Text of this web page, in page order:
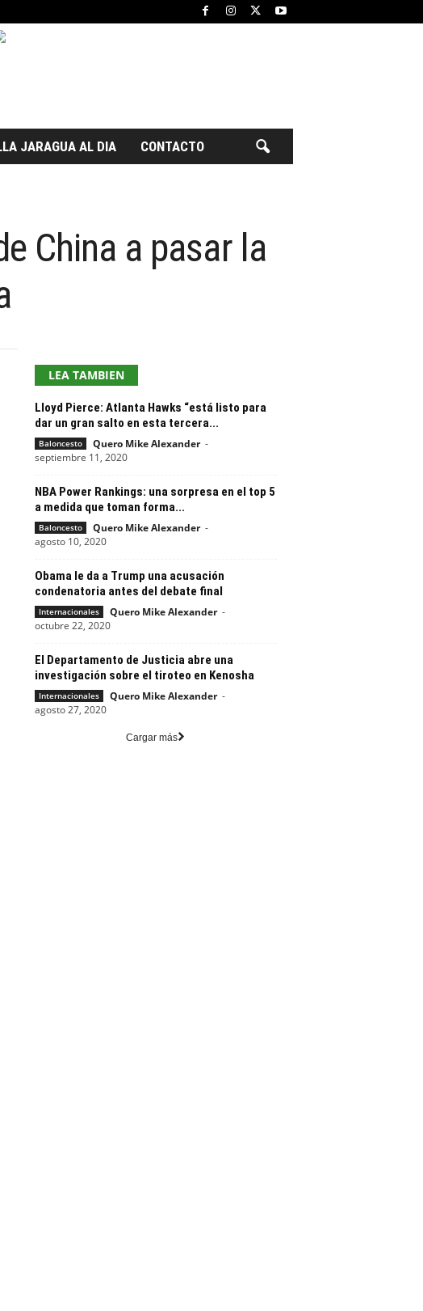
JARAGUA AL DIA CONTACTO
China a pasar la
LEA TAMBIEN
Lloyd Pierce: Atlanta Hawks “está listo para
dar un gran salto en esta tercera...
Baloncesto Quero Mike Alexander -
septiembre 11, 2020
NBA Power Rankings: una sorpresa en el top 5
a medida que toman forma...
Baloncesto Quero Mike Alexander -
agosto 10, 2020
Obama le da a Trump una acusación
condenatoria antes del debate final
Internacionales Quero Mike Alexander -
octubre 22, 2020
El Departamento de Justicia abre una
investigación sobre el tiroteo en Kenosha
Internacionales Quero Mike Alexander -
agosto 27, 2020
Cargar más